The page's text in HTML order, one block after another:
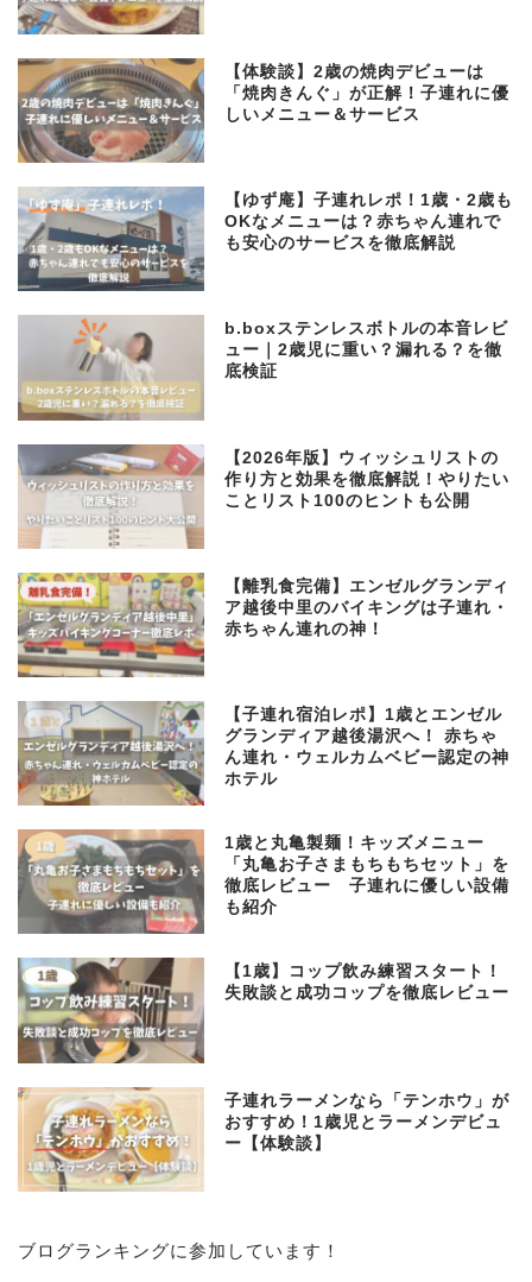
【体験談】2歳の焼肉デビューは
「焼肉きんぐ」が正解！子連れに優
しいメニュー＆サービス
【ゆず庵】子連れレポ！1歳・2歳も
OKなメニューは？赤ちゃん連れで
も安心のサービスを徹底解説
b.boxステンレスボトルの本音レビ
ュー｜2歳児に重い？漏れる？を徹
底検証
【2026年版】ウィッシュリストの
作り方と効果を徹底解説！やりたい
ことリスト100のヒントも公開
【離乳食完備】エンゼルグランディ
ア越後中里のバイキングは子連れ・
赤ちゃん連れの神！
【子連れ宿泊レポ】1歳とエンゼル
グランディア越後湯沢へ！ 赤ちゃ
ん連れ・ウェルカムベビー認定の神
ホテル
1歳と丸亀製麺！キッズメニュー
「丸亀お子さまもちもちセット」を
徹底レビュー 子連れに優しい設備
も紹介
【1歳】コップ飲み練習スタート！
失敗談と成功コップを徹底レビュー
子連れラーメンなら「テンホウ」が
おすすめ！1歳児とラーメンデビュ
ー【体験談】
ブログランキングに参加しています！プロフィール